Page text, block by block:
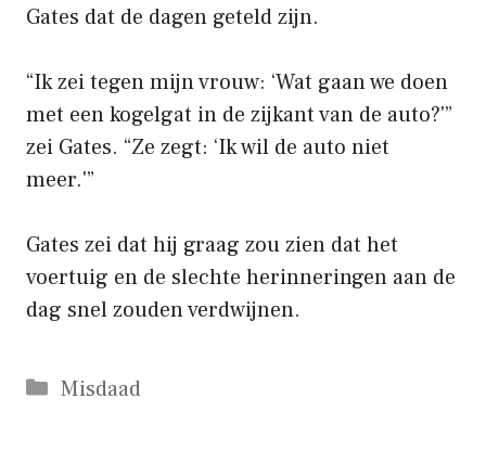
Gates dat de dagen geteld zijn.
“Ik zei tegen mijn vrouw: ‘Wat gaan we doen
met een kogelgat in de zijkant van de auto?'”
zei Gates. “Ze zegt: ‘Ik wil de auto niet
meer.'”
Gates zei dat hij graag zou zien dat het
voertuig en de slechte herinneringen aan de
dag snel zouden verdwijnen.
Categorieën
Misdaad